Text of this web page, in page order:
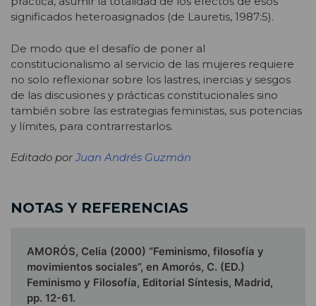
significados heteroasignados (de Lauretis, 1987:5).
De modo que el desafío de poner al
constitucionalismo al servicio de las mujeres requiere
no solo reflexionar sobre los lastres, inercias y sesgos
de las discusiones y prácticas constitucionales sino
también sobre las estrategias feministas, sus potencias
y límites, para contrarrestarlos.
Editado porJuan Andrés Guzmán
NOTAS Y REFERENCIAS
AMORÓS, Celia (2000) “Feminismo, filosofía y
movimientos sociales”, en Amorós, C. (ED.)
Feminismo y Filosofía, Editorial Síntesis, Madrid,
pp. 12-61.